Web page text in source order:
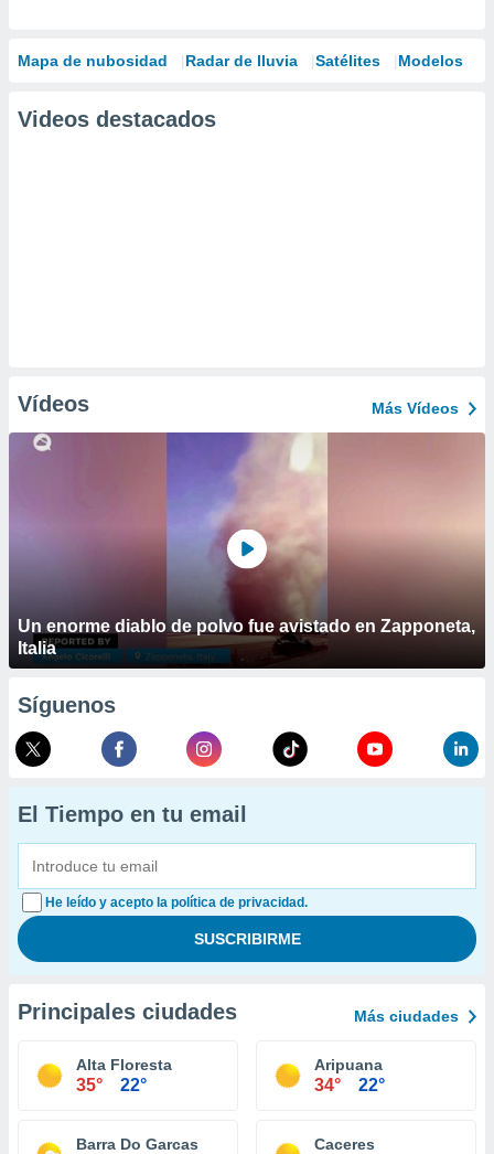
Mapa de nubosidad Radar de lluvia Satélites Modelos
Videos destacados
Vídeos Más Vídeos
Un enorme diablo de polvo fue avistado en Zapponeta,
Italia
Síguenos
El Tiempo en tu email
He leído y acepto la política de privacidad.
Principales ciudades Más ciudades
Alta Floresta
35° 22°
Aripuana
34° 22°
Barra Do Garcas Caceres